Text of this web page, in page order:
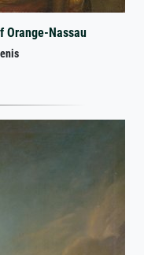
Orange-Nassau